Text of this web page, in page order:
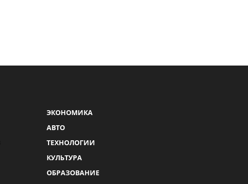
ЭКОНОМИКА
АВТО
ТЕХНОЛОГИИ
КУЛЬТУРА
ОБРАЗОВАНИЕ